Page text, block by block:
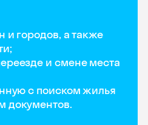
и городов, а также
и смене места
с поиском жилья
документов.